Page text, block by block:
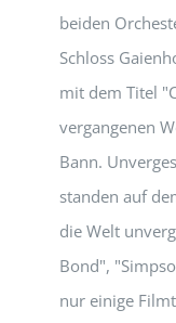
beiden
Schloss
mit dem Titel
vergangenen
Bann.
standen auf
die Welt
Bond",
nur einige